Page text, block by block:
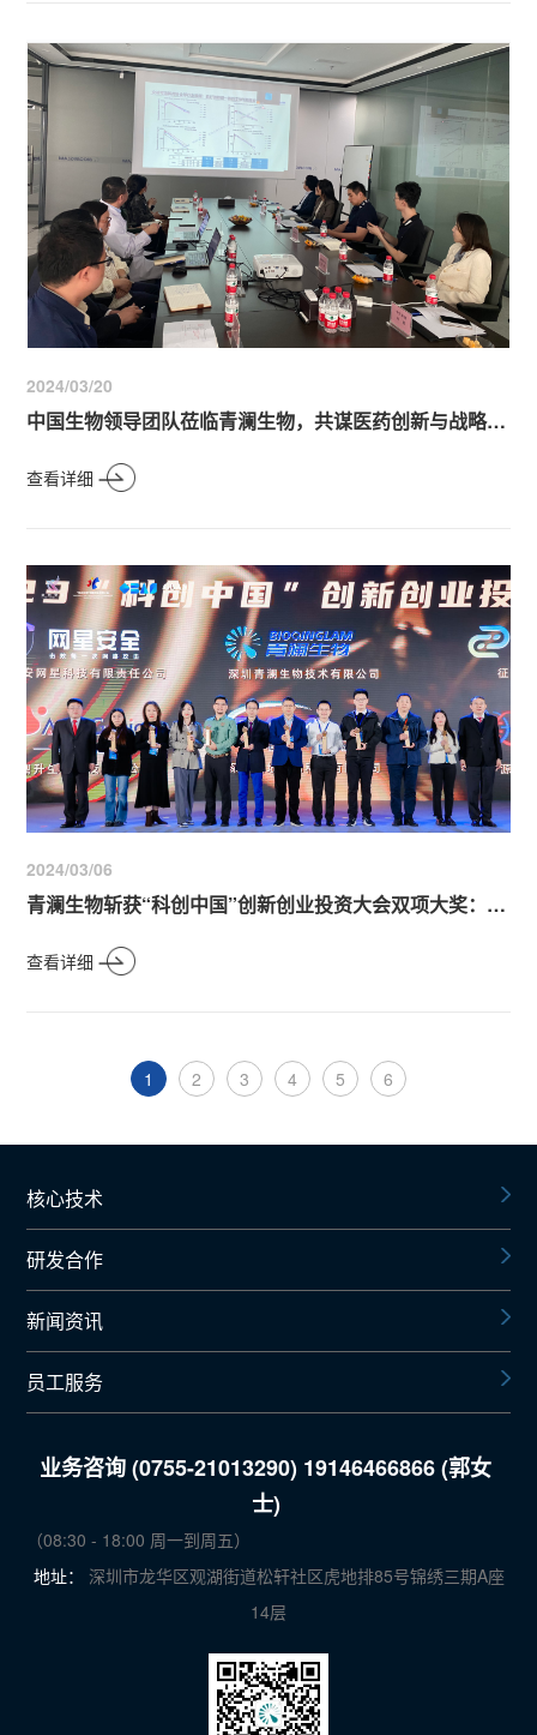
2024/03/20
中国生物领导团队莅临青澜生物，共谋医药创新与战略合作新里程
查看详细
2024/03/06
青澜生物斩获“科创中国”创新创业投资大会双项大奖：生物医药TOP5与大会TOP10，展现卓越产业创新实力
查看详细
1 2 3 4 5 6
核心技术
研发合作
新闻资讯
员工服务
业务咨询 (0755-21013290) 19146466866 (郭女
士)
（08:30 - 18:00 周一到周五）
地址：
深圳市龙华区观湖街道松轩社区虎地排85号锦绣三期A座
14层